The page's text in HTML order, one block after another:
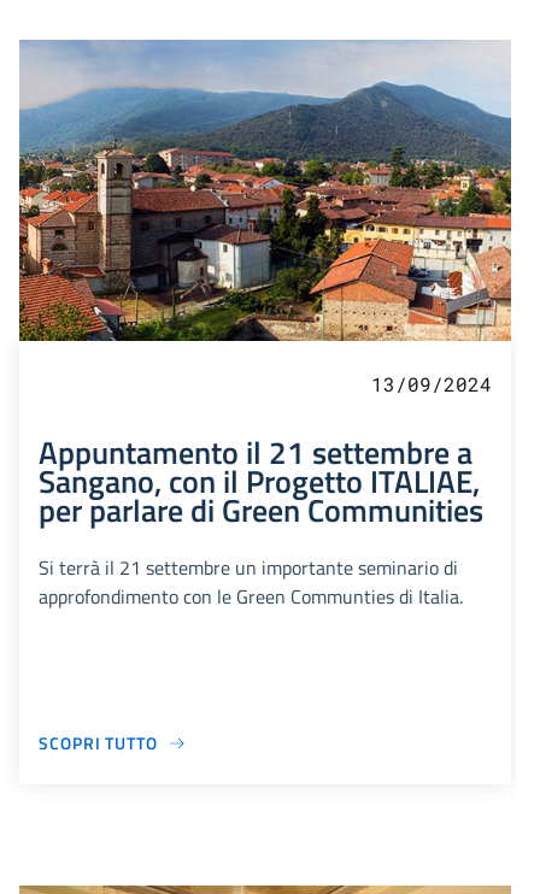
13/09/2024
Appuntamento il 21 settembre a
Sangano, con il Progetto ITALIAE,
per parlare di Green Communities
Si terrà il 21 settembre un importante seminario di
approfondimento con le Green Communties di Italia.
SCOPRI TUTTO